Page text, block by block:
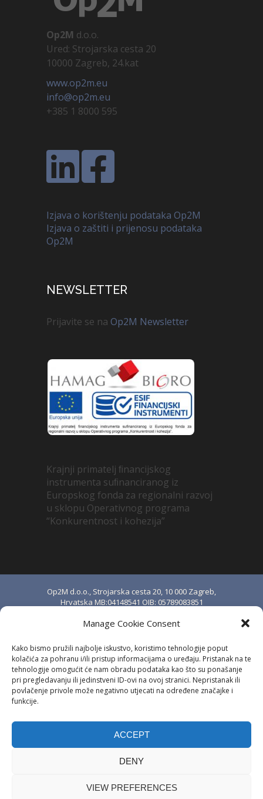
Manage Cookie Consent
Kako bismo pružili najbolje iskustvo, koristimo tehnologije poput
kolačića za pohranu i/ili pristup informacijama o uređaju. Pristanak na te
tehnologije omogućit će nam obradu podataka kao što su ponašanje
pri pregledavanju ili jedinstveni ID-ovi na ovoj stranici. Nepristanak ili
povlačenje privole može negativno utjecati na određene značajke i
funkcije.
ACCEPT
DENY
VIEW PREFERENCES
Op2M d.o.o.
Ured: Strojarska cesta 20
10000 Zagreb, 24.kat
www.op2m.eu
info@op2m.eu
+385 1 8000 595
Izjava o korištenju podataka Op2M
Izjava o zaštiti i prijenosu podataka
Op2M
NEWSLETTER
Prijavite se na Op2M Newsletter
Krajnji primatelj ﬁnancijskog
instrumenta suﬁnanciranog iz
Europskog fonda za regionalni razvoj
u sklopu Operativnog programa
“Konkurentnost i kohezija”
Op2M d.o.o., Strojarska cesta 20, 10 000 Zagreb,
Hrvatska MB:04148541 OIB: 05789083851
Zagrebu pod brojem MBS: 080888976.
u cijelosti. Osnivač i jedini član društva: Stjepan
Anić.
IBAN: HR8324020061100684694 kod
Erste&Steiermärkische Bank d.d., Zagreb, OIB:
Copyright © 2026 | Op2M d.o.o. | Sva